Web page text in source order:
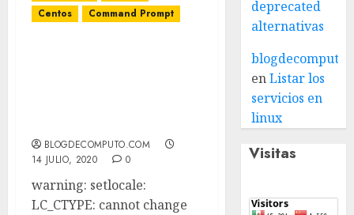
Centos
Command Prompt
BLOGDECOMPUTO.COM
14 JULIO, 2020
0
warning: setlocale:
LC_CTYPE: cannot change
deprecated
alternativas
enListar los
servicios en
linux
Visitas